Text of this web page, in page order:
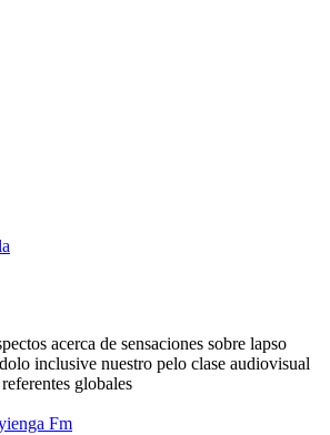
acerca de sensaciones sobre lapso
inclusive nuestro pelo clase audiovisual
globales